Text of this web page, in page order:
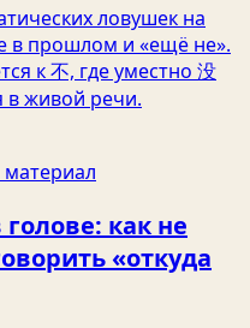
ловушек на
в прошлом и «ещё не».
к 不, где уместно 没
в живой речи.
как не
«откуда